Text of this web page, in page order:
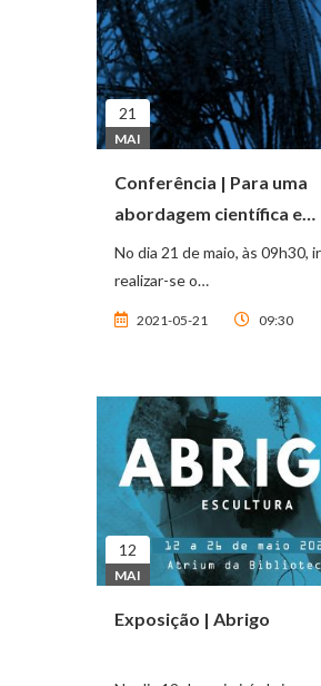
21
MAI
Conferência | Para uma
abordagem científica e
pedagógica de
Nomes e Adjetivos ...
No dia 21 de maio, às 09h30,
realizar-se o…
2021-05-21 09:30
12
MAI
Exposição | Abrigo